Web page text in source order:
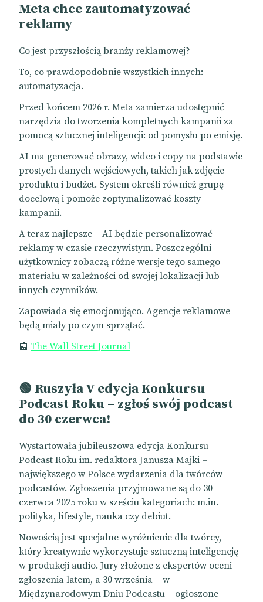
Meta chce zautomatyzować
reklamy
Co jest przyszłością branży reklamowej?
To, co prawdopodobnie wszystkich innych:
automatyzacja.
Przed końcem 2026 r. Meta zamierza udostępnić
narzędzia do tworzenia kompletnych kampanii za
pomocą sztucznej inteligencji: od pomysłu po emisję.
AI ma generować obrazy, wideo i copy na podstawie
prostych danych wejściowych, takich jak zdjęcie
produktu i budżet. System określi również grupę
docelową i pomoże zoptymalizować koszty
kampanii.
A teraz najlepsze – AI będzie personalizować
reklamy w czasie rzeczywistym. Poszczególni
użytkownicy zobaczą różne wersje tego samego
materiału w zależności od swojej lokalizacji lub
innych czynników.
Zapowiada się emocjonująco. Agencje reklamowe
będą miały po czym sprzątać.
📰 The Wall Street Journal
🟢 Ruszyła V edycja Konkursu
Podcast Roku – zgłoś swój podcast
do 30 czerwca!
Wystartowała jubileuszowa edycja Konkursu
Podcast Roku im. redaktora Janusza Majki –
największego w Polsce wydarzenia dla twórców
podcastów. Zgłoszenia przyjmowane są do 30
czerwca 2025 roku w sześciu kategoriach: m.in.
polityka, lifestyle, nauka czy debiut.
Nowością jest specjalne wyróżnienie dla twórcy,
który kreatywnie wykorzystuje sztuczną inteligencję
w produkcji audio. Jury złożone z ekspertów oceni
zgłoszenia latem, a 30 września – w
Międzynarodowym Dniu Podcastu – ogłoszone